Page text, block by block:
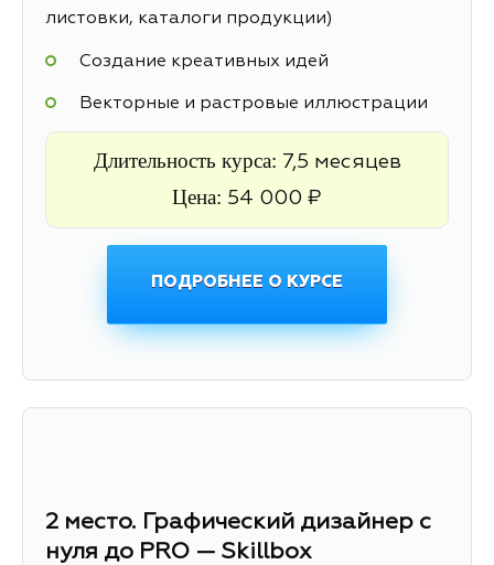
листовки, каталоги продукции)
Создание креативных идей
Векторные и растровые иллюстрации
Длительность курса: 7,5 месяцев
Цена: 54 000 ₽
ПОДРОБНЕЕ О КУРСЕ
2 место. Графический дизайнер с
нуля до PRO — Skillbox